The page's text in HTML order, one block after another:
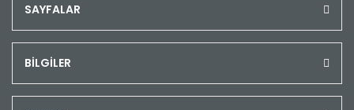
SAYFALAR
BİLGİLER